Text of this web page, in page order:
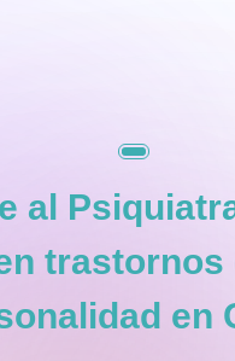
al
trastornos
en